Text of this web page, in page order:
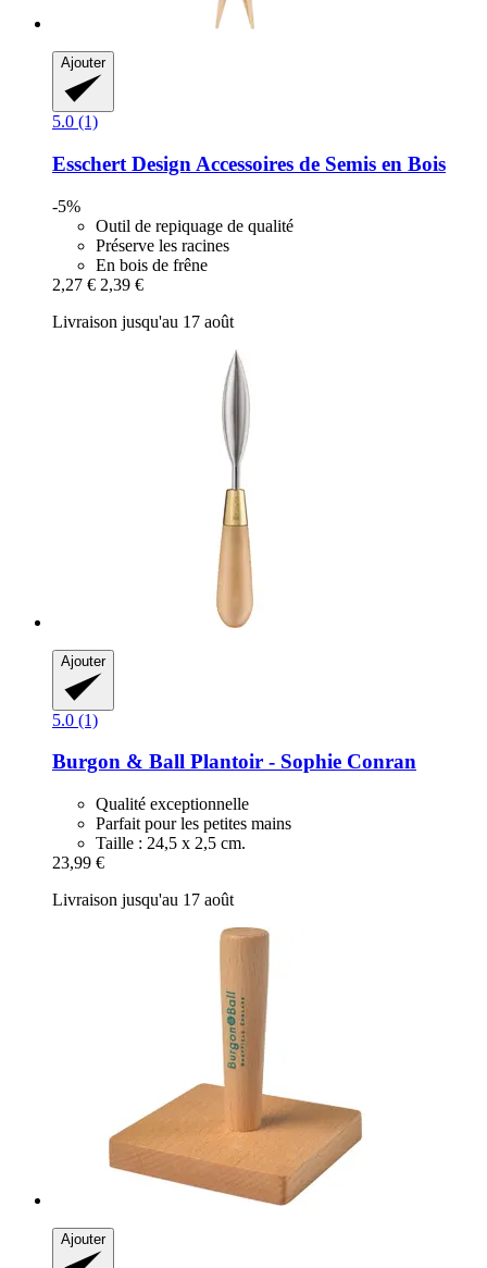
Ajouter
5.0 (1)
Esschert Design Accessoires de Semis en Bois
-5%
Outil de repiquage de qualité
Préserve les racines
En bois de frêne
2,27 € 2,39 €
Livraison jusqu'au 17 août
Ajouter
5.0 (1)
Burgon & Ball Plantoir -​ Sophie Conran
Qualité exceptionnelle
Parfait pour les petites mains
Taille : 24,5 x 2,5 cm.
23,99 €
Livraison jusqu'au 17 août
Ajouter